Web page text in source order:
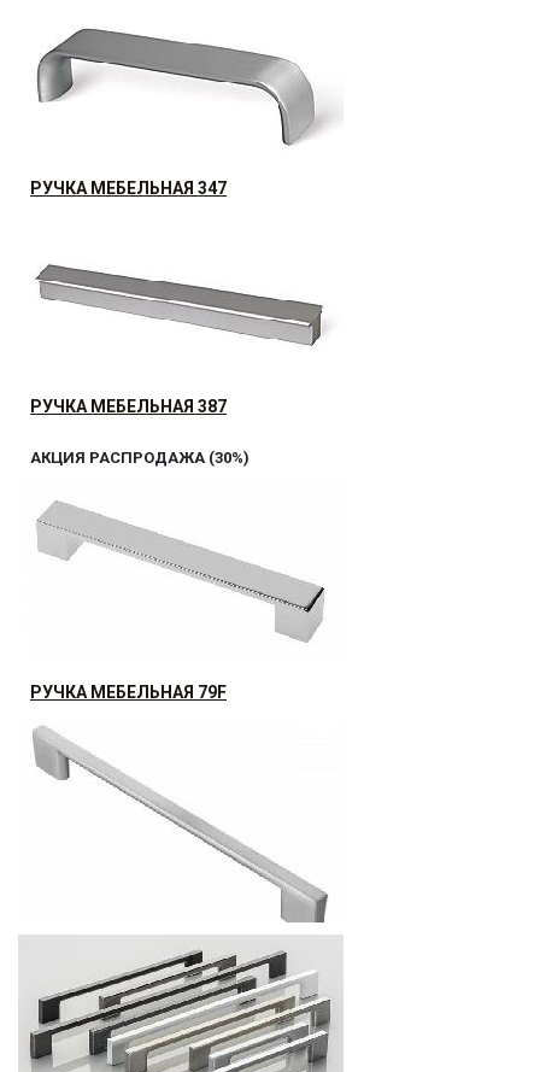
АКЦИЯ РАСПРОДАЖА (30%)
от 34.94р.
РУЧКА МЕБЕЛЬНАЯ 347
от 3.19р.
РУЧКА МЕБЕЛЬНАЯ 387
АКЦИЯ РАСПРОДАЖА (30%)
РУЧКА МЕБЕЛЬНАЯ 79F
АКЦИЯ РАСПРОДАЖА (30%)
от 30.07р.
РУЧКА МЕБЕЛЬНАЯ 817
от 10.08р.